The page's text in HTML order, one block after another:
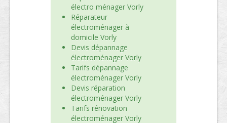
électro ménager Vorly
Réparateur
électroménager à
domicile Vorly
Devis dépannage
électroménager Vorly
Tarifs dépannage
électroménager Vorly
Devis réparation
électroménager Vorly
Tarifs rénovation
électroménager Vorly